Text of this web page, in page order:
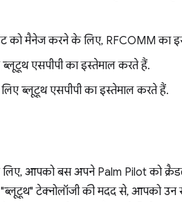
को मैनेज करने के लिए, RFCOMM का
एसपीपी का इस्तेमाल करते हैं.
ब्लूटूथ एसपीपी का इस्तेमाल करते हैं.
आपको बस अपने Palm Pilot को
टेक्नोलॉजी की मदद से, आपको उन